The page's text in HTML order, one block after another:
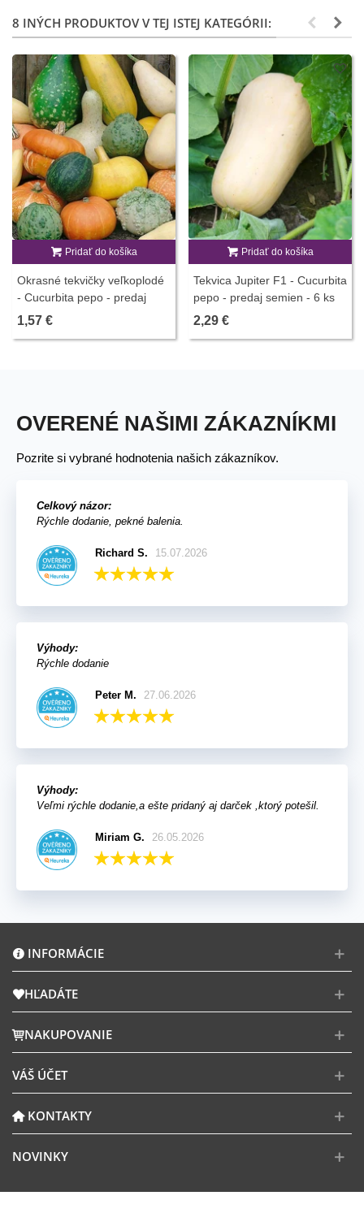
8 INÝCH PRODUKTOV V TEJ ISTEJ KATEGÓRII:
Pridať do košíka
Okrasné tekvičky veľkoplodé
- Cucurbita pepo - predaj
semien - 25 ks
1,57 €
Pridať do košíka
Tekvica Jupiter F1 - Cucurbita
pepo - predaj semien - 6 ks
2,29 €
OVERENÉ NAŠIMI ZÁKAZNÍKMI
Pozrite si vybrané hodnotenia našich zákazníkov.
Celkový názor:
Rýchle dodanie, pekné balenia.
Richard S. 15.07.2026
Výhody:
Rýchle dodanie
Peter M. 27.06.2026
Výhody:
Veľmi rýchle dodanie,a ešte pridaný aj darček ,ktorý potešil.
Miriam G. 26.05.2026
INFORMÁCIE
HĽADÁTE
NAKUPOVANIE
VÁŠ ÚČET
KONTAKTY
NOVINKY